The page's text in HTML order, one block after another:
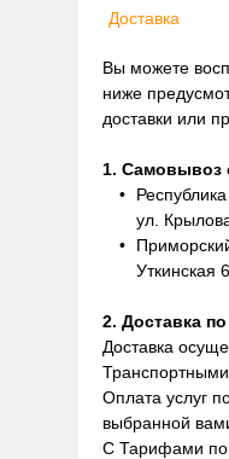
Доставка
Вы можете
ниже
доставки или
1. Самовывоз
ул.
Уткинская 6
2. Доставка
Доставка
Оплата услуг
выбранной
С Тарифами по